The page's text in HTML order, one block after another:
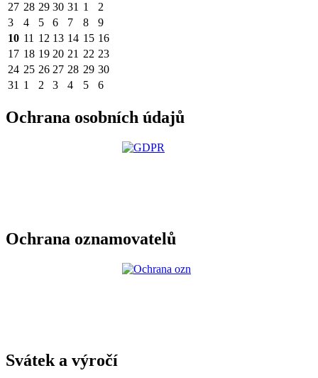
27 28 29 30 31 1
2
3
4 5 6 7 8
9
10 11 12 13 14 15 16
17 18 19 20 21 22 23
24 25 26 27 28 29 30
31 1 2 3 4 5 6
Ochrana osobních údajů
Ochrana oznamovatelů
Svátek a výročí